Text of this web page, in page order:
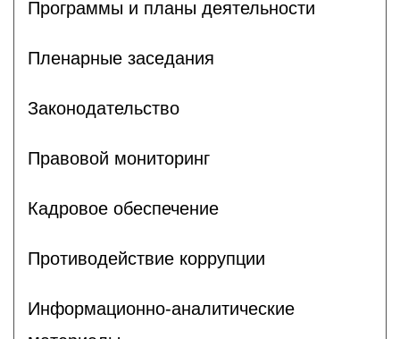
Программы и планы деятельности
Пленарные заседания
Законодательство
Правовой мониторинг
Кадровое обеспечение
Противодействие коррупции
Информационно-аналитические